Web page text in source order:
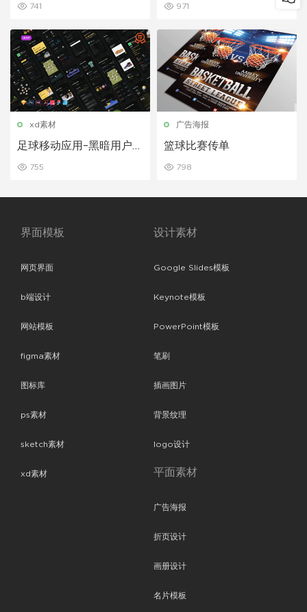
741 971
xd素材
足球移动应用–黑暗用户ui
755
广告海报
篮球比赛传单
798
界面模板
网页界面
b端设计
网站模板
figma素材
图标库
ps素材
sketch素材
xd素材
设计素材
Google Slides模板
Keynote模板
PowerPoint模板
笔刷
插画图片
背景纹理
logo设计
平面素材
广告海报
折页设计
画册设计
名片模板